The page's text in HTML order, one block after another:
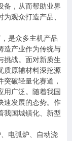
备，从而帮助业界
观众打造产品、
是众多主机产品
造产业作为传统与
挑战。面对新质生
质原辅材料深挖源
破轻量化赛道，
用广泛。随着我国
速发展的态势。作
我国城镇化、新型
电弧炉、自动浇